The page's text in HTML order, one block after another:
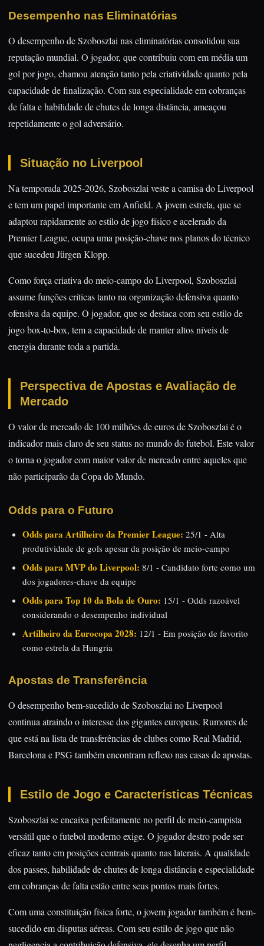
Desempenho nas Eliminatórias
O desempenho de Szoboszlai nas eliminatórias consolidou sua
reputação mundial. O jogador, que contribuiu com em média um
gol por jogo, chamou atenção tanto pela criatividade quanto pela
capacidade de finalização. Com sua especialidade em cobranças
de falta e habilidade de chutes de longa distância, ameaçou
repetidamente o gol adversário.
Situação no Liverpool
Na temporada 2025-2026, Szoboszlai veste a camisa do Liverpool
e tem um papel importante em Anfield. A jovem estrela, que se
adaptou rapidamente ao estilo de jogo físico e acelerado da
Premier League, ocupa uma posição-chave nos planos do técnico
que sucedeu Jürgen Klopp.
Como força criativa do meio-campo do Liverpool, Szoboszlai
assume funções críticas tanto na organização defensiva quanto
ofensiva da equipe. O jogador, que se destaca com seu estilo de
jogo box-to-box, tem a capacidade de manter altos níveis de
energia durante toda a partida.
Perspectiva de Apostas e Avaliação de
Mercado
O valor de mercado de 100 milhões de euros de Szoboszlai é o
indicador mais claro de seu status no mundo do futebol. Este valor
o torna o jogador com maior valor de mercado entre aqueles que
não participarão da Copa do Mundo.
Odds para o Futuro
Odds para Artilheiro da Premier League: 25/1 - Alta
produtividade de gols apesar da posição de meio-campo
Odds para MVP do Liverpool: 8/1 - Candidato forte como um
dos jogadores-chave da equipe
Odds para Top 10 da Bola de Ouro: 15/1 - Odds razoável
considerando o desempenho individual
Artilheiro da Eurocopa 2028: 12/1 - Em posição de favorito
como estrela da Hungria
Apostas de Transferência
O desempenho bem-sucedido de Szoboszlai no Liverpool
continua atraindo o interesse dos gigantes europeus. Rumores de
que está na lista de transferências de clubes como Real Madrid,
Barcelona e PSG também encontram reflexo nas casas de apostas.
Estilo de Jogo e Características Técnicas
Szoboszlai se encaixa perfeitamente no perfil de meio-campista
versátil que o futebol moderno exige. O jogador destro pode ser
eficaz tanto em posições centrais quanto nas laterais. A qualidade
dos passes, habilidade de chutes de longa distância e especialidade
em cobranças de falta estão entre seus pontos mais fortes.
Com uma constituição física forte, o jovem jogador também é bem-
sucedido em disputas aéreas. Com seu estilo de jogo que não